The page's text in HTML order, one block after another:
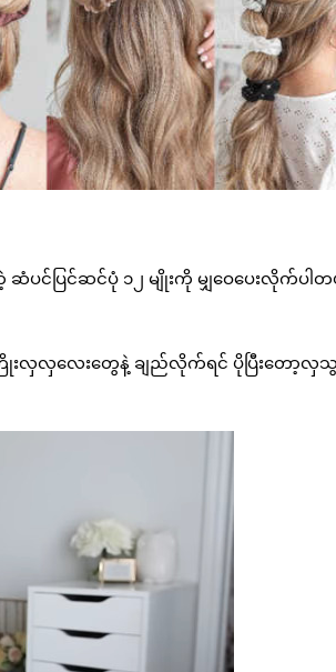
ပြင်ဆင်ပုံ ၁၂ မျိုးကို မျှဝေပေးလိုက်ပါ
ြိုးလှလှလေးတွေနဲ့ ချည်လိုက်ရင် ပိုပြီးတော့လှသွ